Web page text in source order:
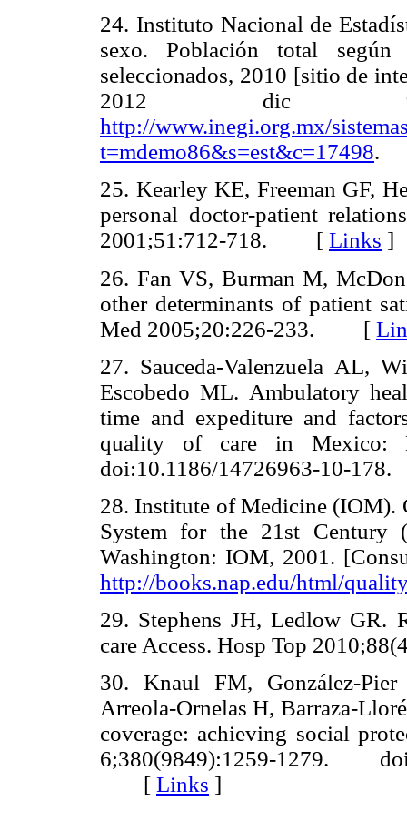
24. Instituto Nacional de
sexo. Población total
seleccionados, 2010 [sitio de
2012 dic
http://www.inegi.org.mx/
t=mdemo86&s=est&c=17498.
25. Kearley KE, Freeman GF,
personal doctor-patient
2001;51:712-718. [ Links ]
26. Fan VS, Burman M,
other determinants of patient
Med 2005;20:226-233. [
27. Sauceda-Valenzuela AL,
Escobedo ML. Ambulatory
time and expediture and
quality of care in Mexico:
doi:10.1186/14726963-10-
28. Institute of Medicine (IOM).
System for the 21st Century
Washington: IOM, 2001.
http://books.nap.edu/html/
29. Stephens JH, Ledlow GR.
care Access. Hosp Top
30. Knaul FM, González-
Arreola-Ornelas H, Barraza-
coverage: achieving social
6;380(9849):1259-1279.
[ Links ]